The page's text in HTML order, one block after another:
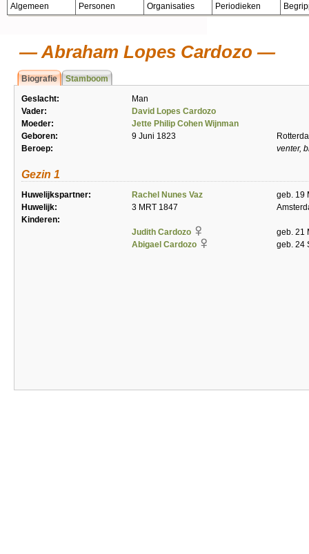
Algemeen Personen Organisaties Periodieken
Abraham Lopes Cardozo
Biografie Stamboom
Geslacht:
Man
Vader:
David Lopes Cardozo
Moeder:
Jette Philip Cohen Wijnman
Geboren:
9 Juni 1823
Beroep:
venter,
Gezin 1
Huwelijkspartner: Rachel Nunes Vaz
geb. 19
Huwelijk:
3 MRT 1847
Kinderen:
Judith Cardozo
geb. 21
Abigael Cardozo
geb. 24